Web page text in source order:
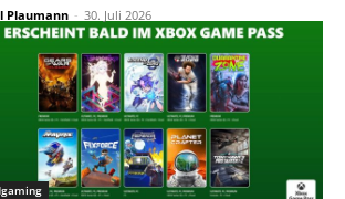
Plaumann - 30. Juli 2026